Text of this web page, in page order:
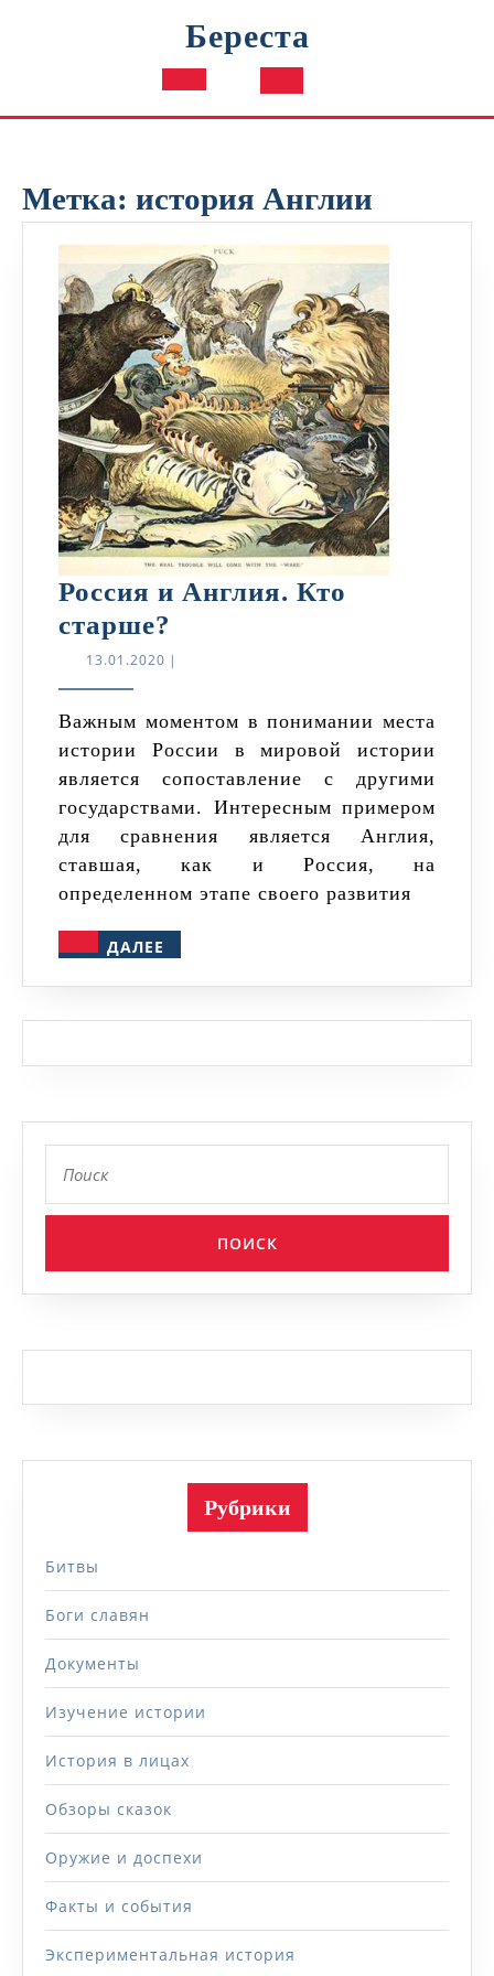
Береста
Кнопка
Метка: история Англии
Россия и Англия. Кто
старше?
и
Кто
старше?
13.01.2020 13.01.2020
|
Важным моментом в понимании места
истории России в мировой истории
является сопоставление с другими
государствами. Интересным примером
для сравнения является Англия,
ставшая, как и Россия, на
определенном этапе своего развития
ДАЛЕЕ
Рубрики
Битвы
Боги славян
Документы
Изучение истории
История в лицах
Обзоры сказок
Оружие и доспехи
Факты и события
Экспериментальная история